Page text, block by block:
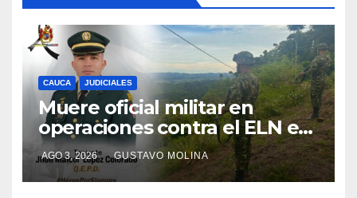
CAUCA JUDICIALES
Muere oficial militar en
operaciones contra el ELN en
el sur del Cauca
AGO 3, 2026 GUSTAVO MOLINA